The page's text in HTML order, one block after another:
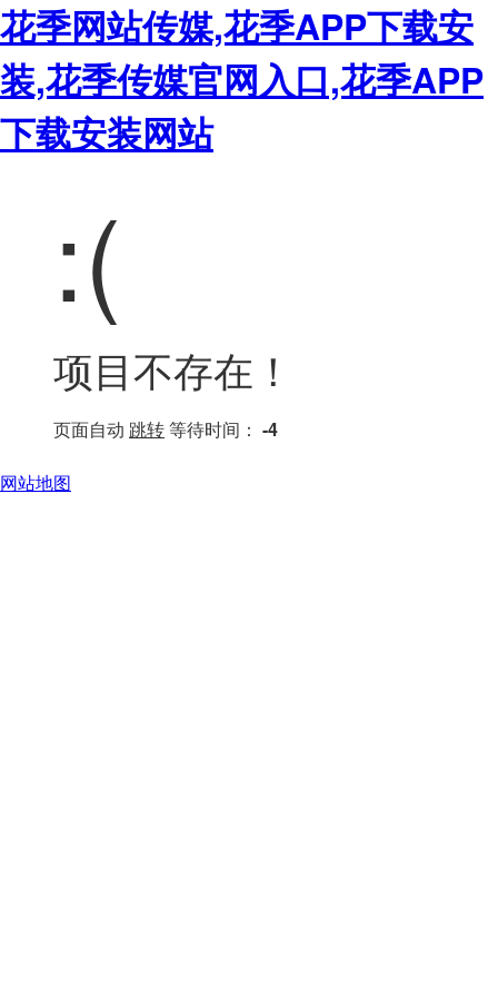
花季网站传媒,花季APP下载安
装,花季传媒官网入口,花季APP
下载安装网站
:(
项目不存在！
页面自动 跳转等待时间： -4
网站地图